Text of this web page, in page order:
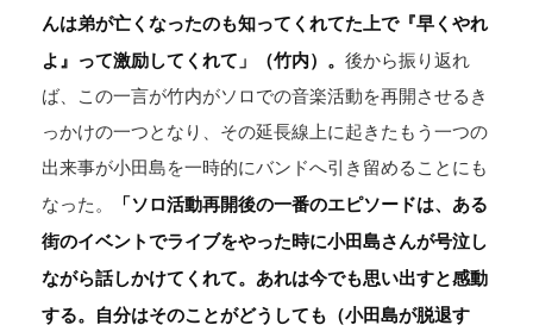
んは弟が亡くなったのも知ってくれてた上で『早くやれ
よ』って激励してくれて」（竹内）。 後から振り返れ
ば、この一言が竹内がソロでの音楽活動を再開させるき
っかけの一つとなり、その延長線上に起きたもう一つの
出来事が小田島を一時的にバンドへ引き留めることにも
なった。
「ソロ活動再開後の一番のエピソードは、ある
街のイベントでライブをやった時に小田島さんが号泣し
ながら話しかけてくれて。あれは今でも思い出すと感動
する。自分はそのことがどうしても（小田島が脱退す